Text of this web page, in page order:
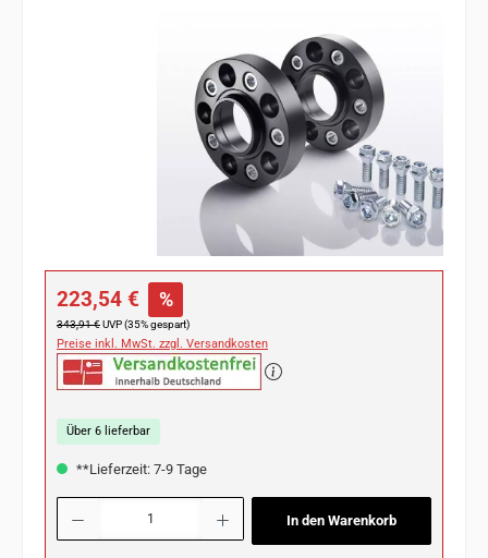
Verkaufspreis:
223,54 € %
Regulärer Preis:
343,91 €UVP (35% gespart)
Preise inkl. MwSt. zzgl. Versandkosten
Über 6 lieferbar
**Lieferzeit: 7-9 Tage
Produkt Anzahl: Gib den gewünschten Wert ein oder benutze die Schaltflächen
In den Warenkorb